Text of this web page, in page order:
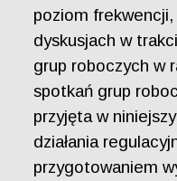
poziom
dyskusjach w
grup roboczych w
spotkań grup
przyjęta w
działania
przygotowaniem